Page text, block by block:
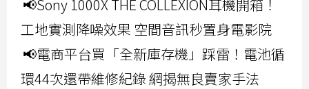
📢Sony 1000X THE COLLEXION耳機開箱！
工地實測降噪效果 空間音訊秒置身電影院
📢電商平台買「全新庫存機」踩雷！電池循
環44次還帶維修紀錄 網揭無良賣家手法